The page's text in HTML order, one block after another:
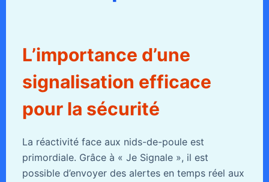
L’importance d’une
signalisation efficace
pour la sécurité
La réactivité face aux nids-de-poule est
primordiale. Grâce à « Je Signale », il est
possible d’envoyer des alertes en temps réel aux